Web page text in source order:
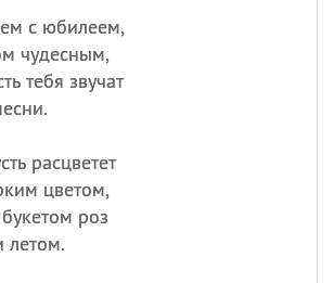
с юбилеем,
чудесным,
тебя звучат
расцветет
цветом,
роз
летом.